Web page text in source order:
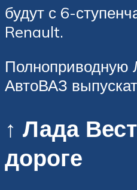
будут с 6-
Renault.
Полноприводную
АвтоВАЗ
↑ Лада
дороге